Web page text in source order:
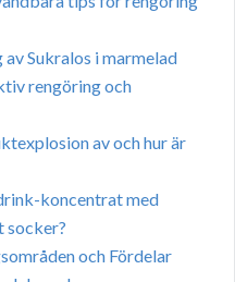
Sukralos i marmelad
rengöring och
av och hur är
koncentrat med
socker?
och Fördelar